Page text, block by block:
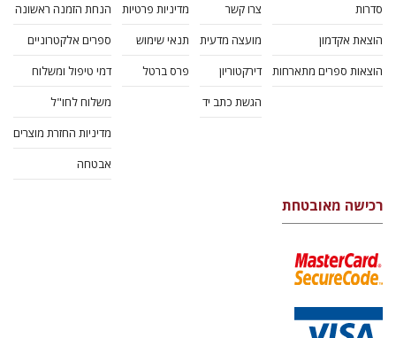
סדרות
הוצאת אקדמון
הוצאות ספרים מתארחות
צרו קשר
מועצה מדעית
דירקטוריון
הגשת כתב יד
מדיניות פרטיות
תנאי שימוש
פרס ברטל
הנחת הזמנה ראשונה
ספרים אלקטרוניים
דמי טיפול ומשלוח
משלוח לחו"ל
מדיניות החזרת מוצרים
אבטחה
רכישה מאובטחת